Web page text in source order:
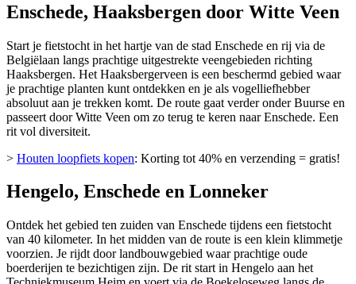
Enschede, Haaksbergen door Witte Veen
Start je fietstocht in het hartje van de stad Enschede en rij via de
Belgiëlaan langs prachtige uitgestrekte veengebieden richting
Haaksbergen. Het Haaksbergerveen is een beschermd gebied waar
je prachtige planten kunt ontdekken en je als vogelliefhebber
absoluut aan je trekken komt. De route gaat verder onder Buurse en
passeert door Witte Veen om zo terug te keren naar Enschede. Een
rit vol diversiteit.
> Houten loopfiets kopen: Korting tot 40% en verzending = gratis!
Hengelo, Enschede en Lonneker
Ontdek het gebied ten zuiden van Enschede tijdens een fietstocht
van 40 kilometer. In het midden van de route is een klein klimmetje
voorzien. Je rijdt door landbouwgebied waar prachtige oude
boerderijen te bezichtigen zijn. De rit start in Hengelo aan het